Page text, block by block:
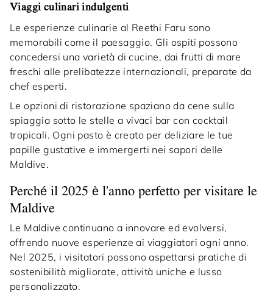
Viaggi culinari indulgenti
Le esperienze culinarie al Reethi Faru sono
memorabili come il paesaggio. Gli ospiti possono
concedersi una varietà di cucine, dai frutti di mare
freschi alle prelibatezze internazionali, preparate da
chef esperti.
Le opzioni di ristorazione spaziano da cene sulla
spiaggia sotto le stelle a vivaci bar con cocktail
tropicali. Ogni pasto è creato per deliziare le tue
papille gustative e immergerti nei sapori delle
Maldive.
Perché il 2025 è l'anno perfetto per visitare le
Maldive
Le Maldive continuano a innovare ed evolversi,
offrendo nuove esperienze ai viaggiatori ogni anno.
Nel 2025, i visitatori possono aspettarsi pratiche di
sostenibilità migliorate, attività uniche e lusso
personalizzato.